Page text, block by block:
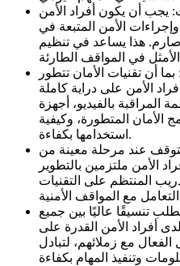
يجب أن يكون أفراد الأمن
الأمن المتبعة في
صارم. هذا يساعد في تنظيم
بما أن تقنيات الأمان تتطور
الأمن على دراية كاملة
المراقبة بالفيديو، أجهزة
الأمان المتطورة، وكيفية
استخدامها بكفاءة.
يتوقف عند مرحلة معينة من
الأمن ملتزمين بالتطوير
المنتظم على التقنيات
تنسيقًا عاليًا بين جميع
أفراد الأمن القدرة على
مع زملائهم، لتبادل